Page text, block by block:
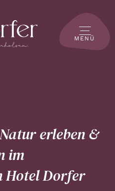
MENÜ
erleben &
im
Hotel Dorfer